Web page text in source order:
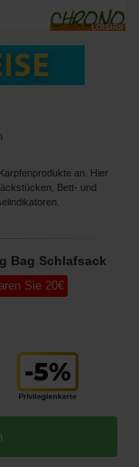
an. Hier
Bett- und
Bag Schlafsack
Sie 20€